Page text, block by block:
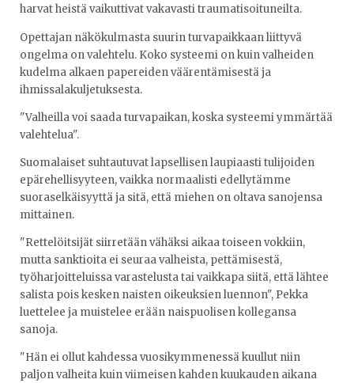
harvat heistä vaikuttivat vakavasti traumatisoituneilta.
Opettajan näkökulmasta suurin turvapaikkaan liittyvä
ongelma on valehtelu. Koko systeemi on kuin valheiden
kudelma alkaen papereiden väärentämisestä ja
ihmissalakuljetuksesta.
"Valheilla voi saada turvapaikan, koska systeemi ymmärtää
valehtelua".
Suomalaiset suhtautuvat lapsellisen laupiaasti tulijoiden
epärehellisyyteen, vaikka normaalisti edellytämme
suoraselkäisyyttä ja sitä, että miehen on oltava sanojensa
mittainen.
"Rettelöitsijät siirretään vähäksi aikaa toiseen vokkiin,
mutta sanktioita ei seuraa valheista, pettämisestä,
työharjoitteluissa varastelusta tai vaikkapa siitä, että lähtee
salista pois kesken naisten oikeuksien luennon", Pekka
luettelee ja muistelee erään naispuolisen kollegansa
sanoja.
"Hän ei ollut kahdessa vuosikymmenessä kuullut niin
paljon valheita kuin viimeisen kahden kuukauden aikana